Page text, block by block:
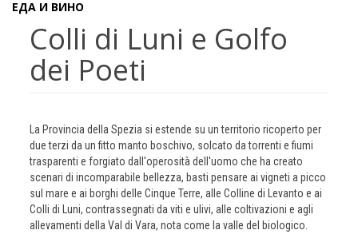
ЕДА И ВИНО
Colli di Luni e Golfo
dei Poeti
La Provincia della Spezia si estende su un territorio ricoperto per
due terzi da un fitto manto boschivo, solcato da torrenti e fiumi
trasparenti e forgiato dall'operosità dell'uomo che ha creato
scenari di incomparabile bellezza, basti pensare ai vigneti a picco
sul mare e ai borghi delle Cinque Terre, alle Colline di Levanto e ai
Colli di Luni, contrassegnati da viti e ulivi, alle coltivazioni e agli
allevamenti della Val di Vara, nota come la valle del biologico.